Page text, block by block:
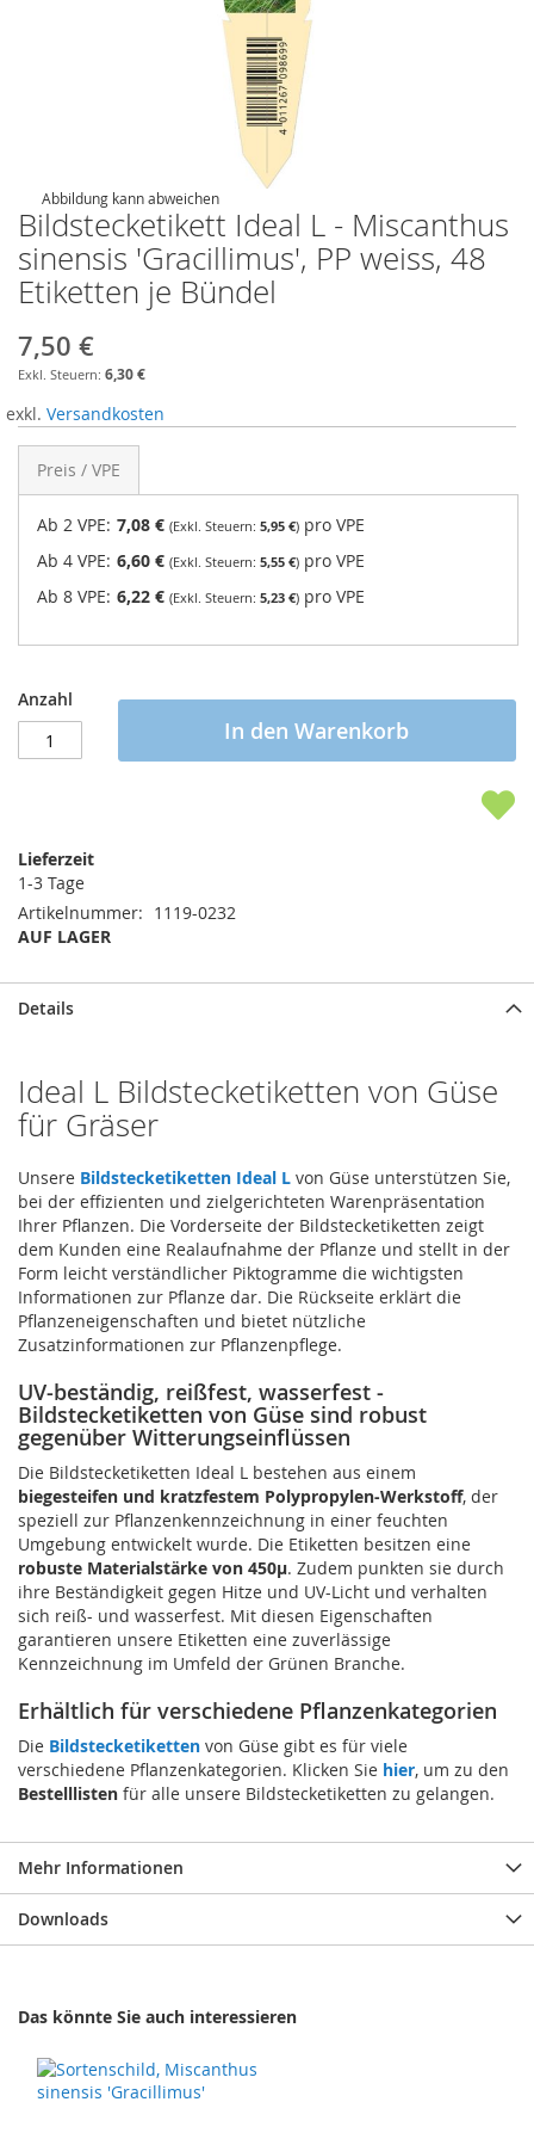
Abbildung kann abweichen
Bildstecketikett Ideal L - Miscanthus
sinensis 'Gracillimus', PP weiss, 48
Etiketten je Bündel
7,50 €
6,30 €
exkl. Versandkosten
Preis / VPE
Ab 2 VPE: 7,08 € 5,95 € pro VPE
Ab 4 VPE: 6,60 € 5,55 € pro VPE
Ab 8 VPE: 6,22 € 5,23 € pro VPE
Anzahl
In den Warenkorb
Lieferzeit
1-3 Tage
Artikelnummer
1119-0232
AUF LAGER
Details
Ideal L Bildstecketiketten von Güse
für Gräser
Unsere Bildstecketiketten Ideal L von Güse unterstützen Sie,
bei der effizienten und zielgerichteten Warenpräsentation
Ihrer Pflanzen. Die Vorderseite der Bildstecketiketten zeigt
dem Kunden eine Realaufnahme der Pflanze und stellt in der
Form leicht verständlicher Piktogramme die wichtigsten
Informationen zur Pflanze dar. Die Rückseite erklärt die
Pflanzeneigenschaften und bietet nützliche
Zusatzinformationen zur Pflanzenpflege.
UV-beständig, reißfest, wasserfest -
Bildstecketiketten von Güse sind robust
gegenüber Witterungseinflüssen
Die Bildstecketiketten Ideal L bestehen aus einem
biegesteifen und kratzfestem Polypropylen-Werkstoff, der
speziell zur Pflanzenkennzeichnung in einer feuchten
Umgebung entwickelt wurde. Die Etiketten besitzen eine
robuste Materialstärke von 450µ. Zudem punkten sie durch
ihre Beständigkeit gegen Hitze und UV-Licht und verhalten
sich reiß- und wasserfest. Mit diesen Eigenschaften
garantieren unsere Etiketten eine zuverlässige
Kennzeichnung im Umfeld der Grünen Branche.
Erhältlich für verschiedene Pflanzenkategorien
Die Bildstecketiketten von Güse gibt es für viele
verschiedene Pflanzenkategorien. Klicken Sie hier, um zu den
Bestelllisten für alle unsere Bildstecketiketten zu gelangen.
Mehr Informationen
Downloads
Das könnte Sie auch interessieren